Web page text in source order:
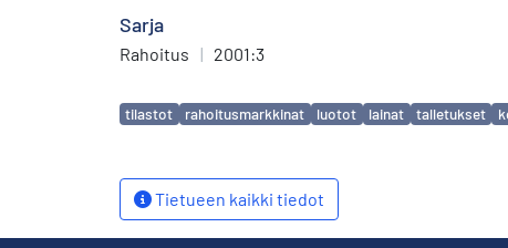
Sarja
Rahoitus | 2001:3
Avainsanat
tilastot rahoitusmarkkinat luotot lainat talletukset
Tietueen kaikki tiedot